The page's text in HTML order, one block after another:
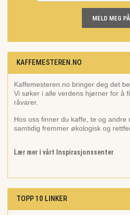
MELD MEG PÅ
KAFFEMESTEREN.NO
Kaffemesteren.no bringer deg det
Vi søker i alle verdens hjørner for å
råvarer.
Hos oss finner du kaffe, te og
samtidig fremmer økologisk og
Lær mer i vårt Inspirasjonssenter
TOPP 10 LINKER